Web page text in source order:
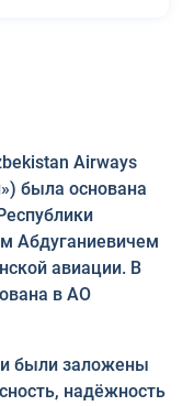
Airways
была основана
Абдуганиевичем
авиации. В
в АО
были заложены
надёжность